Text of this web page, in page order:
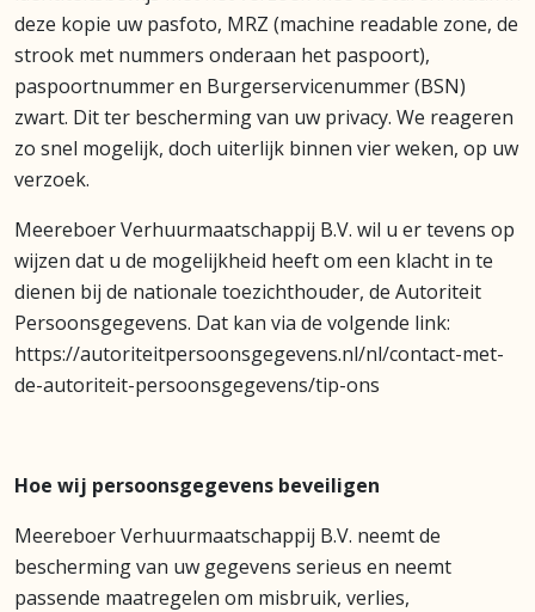
deze kopie uw pasfoto, MRZ (machine readable zone, de
strook met nummers onderaan het paspoort),
paspoortnummer en Burgerservicenummer (BSN)
zwart. Dit ter bescherming van uw privacy. We reageren
zo snel mogelijk, doch uiterlijk binnen vier weken, op uw
verzoek.
Meereboer Verhuurmaatschappij B.V. wil u er tevens op
wijzen dat u de mogelijkheid heeft om een klacht in te
dienen bij de nationale toezichthouder, de Autoriteit
Persoonsgegevens. Dat kan via de volgende link:
https://autoriteitpersoonsgegevens.nl/nl/contact-met-
de-autoriteit-persoonsgegevens/tip-ons
Hoe wij persoonsgegevens beveiligen
Meereboer Verhuurmaatschappij B.V. neemt de
bescherming van uw gegevens serieus en neemt
passende maatregelen om misbruik, verlies,